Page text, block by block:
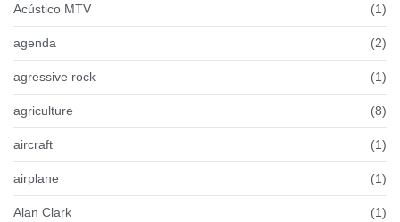
Acústico MTV (1)
agenda (2)
agressive rock (1)
agriculture (8)
aircraft (1)
airplane (1)
Alan Clark (1)